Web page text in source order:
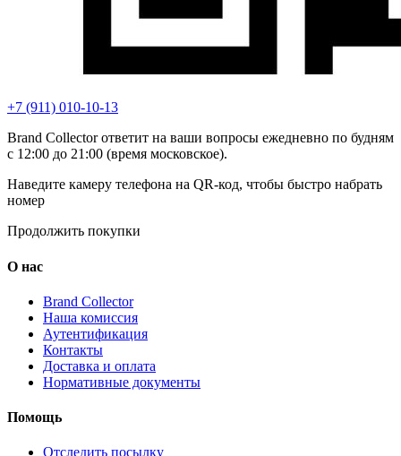
+7 (911) 010-10-13
Brand Collector ответит на ваши вопросы ежедневно по будням
с 12:00 до 21:00 (время московское).
Наведите камеру телефона на QR-код, чтобы быстро набрать
номер
Продолжить покупки
О нас
Brand Collector
Наша комиссия
Аутентификация
Контакты
Доставка и оплата
Нормативные документы
Помощь
Отследить посылку